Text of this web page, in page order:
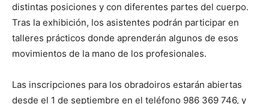
distintas posiciones y con diferentes partes del cuerpo.
Tras la exhibición, los asistentes podrán participar en
talleres prácticos donde aprenderán algunos de esos
movimientos de la mano de los profesionales.
Las inscripciones para los obradoiros estarán abiertas
desde el 1 de septiembre en el teléfono 986 369 746, y